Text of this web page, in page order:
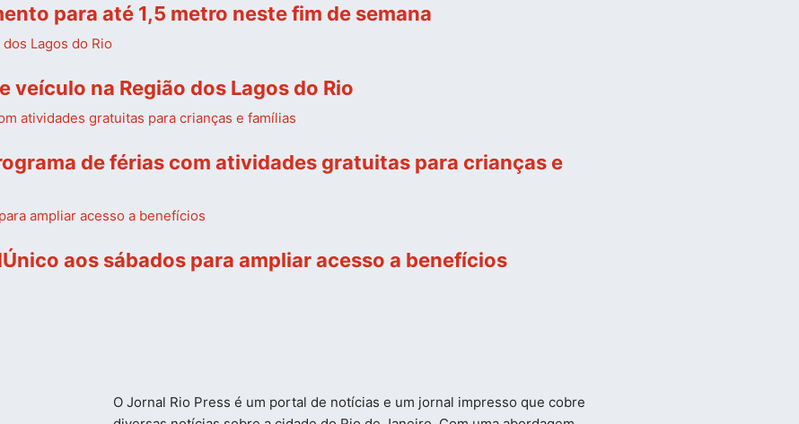
para até 1,5 metro neste fim de semana
na Região dos Lagos do Rio
de férias com atividades gratuitas para crianças e
aos sábados para ampliar acesso a benefícios
O Jornal Rio Press é um portal de notícias e um jornal impresso que cobre